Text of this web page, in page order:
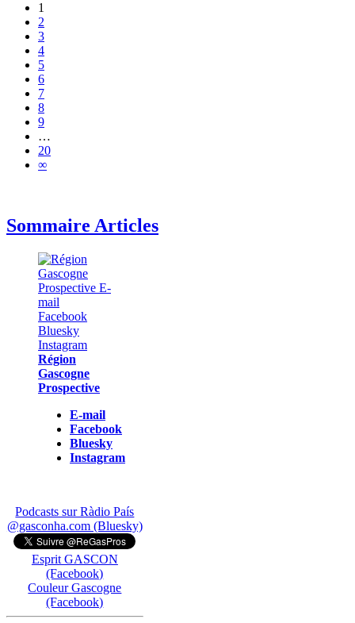
1
2
3
4
5
6
7
8
9
…
20
∞
Sommaire Articles
Région
Gascogne
Prospective
E-mail
Facebook
Bluesky
Instagram
Podcasts sur Ràdio País
@gasconha.com (Bluesky)
Esprit GASCON
(Facebook)
Couleur Gascogne
(Facebook)